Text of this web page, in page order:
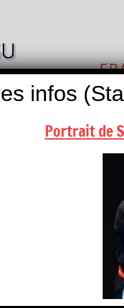
BOUTIQUES
infos
Portrait de